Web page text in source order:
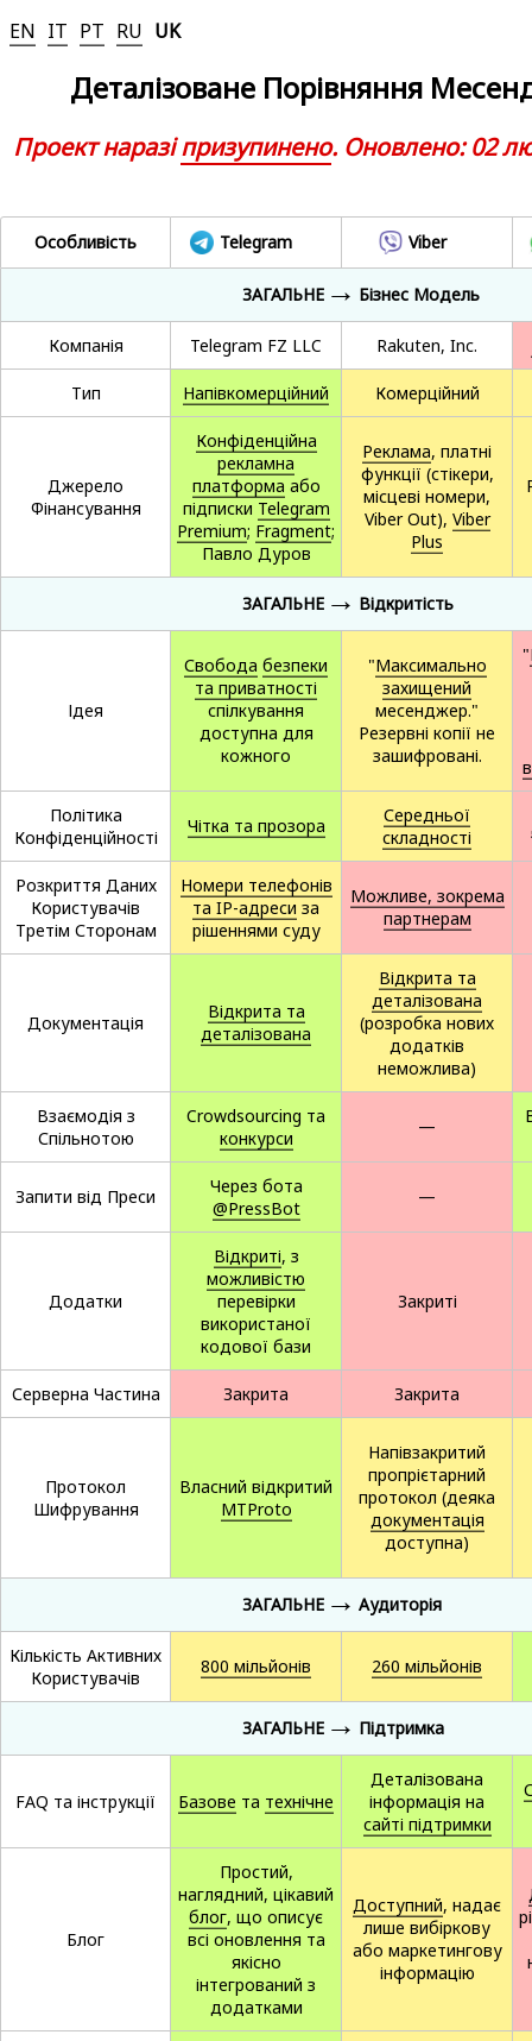
EN IT PT RU UK
Деталізоване Порівняння
Проект наразіпризупинено. Оновлено: 02
Особливість Telegram Viber
ЗАГАЛЬНЕ → Бізнес Модель
Компанія Telegram FZ LLC Rakuten, Inc.
Тип Напівкомерційний Комерційний
Джерело
Фінансування
Конфіденційна
рекламна
платформа або
підписки Telegram
Premium; Fragment;
Павло Дуров
Реклама, платні
функції (стікери,
місцеві номери,
Viber Out), Viber
Plus
ЗАГАЛЬНЕ → Відкритість
Ідея
Свобода безпеки
та приватності
спілкування
доступна для
кожного
"Максимально
захищений
месенджер."
Резервні копії не
зашифровані.
"
Політика
Конфіденційності
Чітка та прозора
Середньої
складності
Розкриття Даних
Користувачів
Третім Сторонам
Номери телефонів
та IP-адреси за
рішеннями суду
Можливе, зокрема
партнерам
Документація
Відкрита та
деталізована
Відкрита та
деталізована
(розробка нових
додатків
неможлива)
Взаємодія з
Спільнотою
Crowdsourcing та
конкурси
—
Запити від Преси
Через бота
@PressBot
—
Додатки
Відкриті, з
можливістю
перевірки
використаної
кодової бази
Закриті
Серверна Частина Закрита Закрита
Протокол
Шифрування
Власний відкритий
MTProto
Напівзакритий
пропрієтарний
протокол (деяка
документація
доступна)
ЗАГАЛЬНЕ → Аудиторія
Кількість Активних
Користувачів
800 мільйонів 260 мільйонів
ЗАГАЛЬНЕ → Підтримка
FAQ та інструкції Базове та технічне
Деталізована
інформація на
сайті підтримки
Блог
Простий,
наглядний, цікавий
блог, що описує
всі оновлення та
якісно
інтегрований з
додатками
Доступний, надає
лише вибіркову
або маркетингову
інформацію